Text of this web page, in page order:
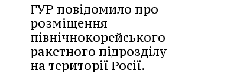
ГУР повідомило про
розміщення
північнокорейського
ракетного підрозділу
на території Росії.